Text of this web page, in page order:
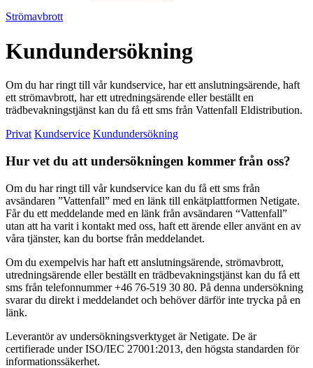
Strömavbrott
Kundundersökning
Om du har ringt till vår kundservice, har ett anslutningsärende, haft
ett strömavbrott, har ett utredningsärende eller beställt en
trädbevakningstjänst kan du få ett sms från Vattenfall Eldistribution.
Privat Kundservice Kundundersökning
Hur vet du att undersökningen kommer från oss?
Om du har ringt till vår kundservice kan du få ett sms från
avsändaren ”Vattenfall” med en länk till enkätplattformen Netigate.
Får du ett meddelande med en länk från avsändaren “Vattenfall”
utan att ha varit i kontakt med oss, haft ett ärende eller använt en av
våra tjänster, kan du bortse från meddelandet.
Om du exempelvis har haft ett anslutningsärende, strömavbrott,
utredningsärende eller beställt en trädbevakningstjänst kan du få ett
sms från telefonnummer +46 76-519 30 80. På denna undersökning
svarar du direkt i meddelandet och behöver därför inte trycka på en
länk.
Leverantör av undersökningsverktyget är Netigate. De är
certifierade under ISO/IEC 27001:2013, den högsta standarden för
informationssäkerhet.